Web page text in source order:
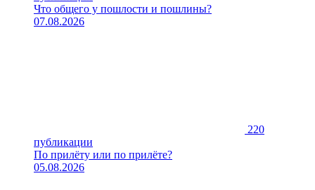
Что общего у пошлости и пошлины?
07.08.2026
220
публикации
По прилёту или по прилёте?
05.08.2026